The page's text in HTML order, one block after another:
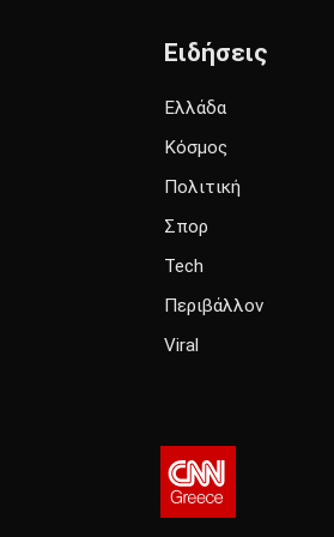
Ειδήσεις
Ελλάδα
Κόσμος
Πολιτική
Σπορ
Tech
Περιβάλλον
Viral